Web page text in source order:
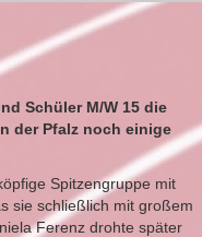
Schüler M/W 15 die
der Pfalz noch einige
Spitzengruppe mit
sie schließlich mit großem
Ferenz drohte später